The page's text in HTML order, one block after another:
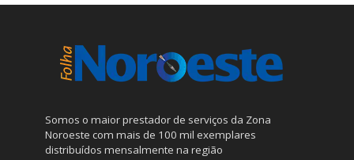
Somos o maior prestador de serviços da Zona
Noroeste com mais de 100 mil exemplares
distribuídos mensalmente na região